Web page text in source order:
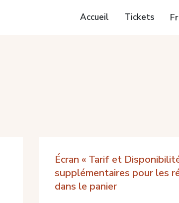
Accueil Tickets
Écran « Tarif et
supplémentaires pour les
dans le panier